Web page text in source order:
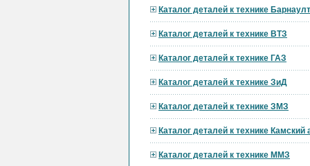
Каталог деталей к технике
Каталог деталей к технике ВТЗ
Каталог деталей к технике ГАЗ
Каталог деталей к технике ЗиД
Каталог деталей к технике ЗМЗ
Каталог деталей к технике Камский
Каталог деталей к технике ММЗ